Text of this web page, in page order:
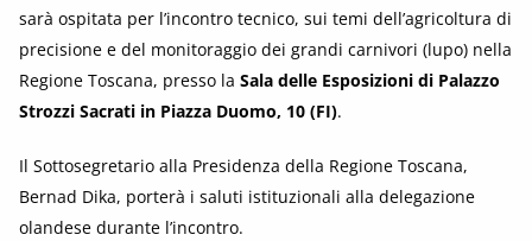
sarà ospitata per l’incontro tecnico, sui temi dell’agricoltura di
precisione e del monitoraggio dei grandi carnivori (lupo) nella
Regione Toscana, presso la Sala delle Esposizioni di Palazzo
Strozzi Sacrati in Piazza Duomo, 10 (FI).
Il Sottosegretario alla Presidenza della Regione Toscana,
Bernad Dika, porterà i saluti istituzionali alla delegazione
olandese durante l’incontro.